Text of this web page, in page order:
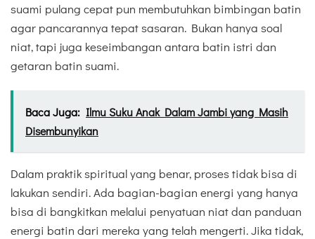
suami pulang cepat pun membutuhkan bimbingan batin
agar pancarannya tepat sasaran. Bukan hanya soal
niat, tapi juga keseimbangan antara batin istri dan
getaran batin suami.
Baca Juga: Ilmu Suku Anak Dalam Jambi yang Masih
Disembunyikan
Dalam praktik spiritual yang benar, proses tidak bisa di
lakukan sendiri. Ada bagian-bagian energi yang hanya
bisa di bangkitkan melalui penyatuan niat dan panduan
energi batin dari mereka yang telah mengerti. Jika tidak,